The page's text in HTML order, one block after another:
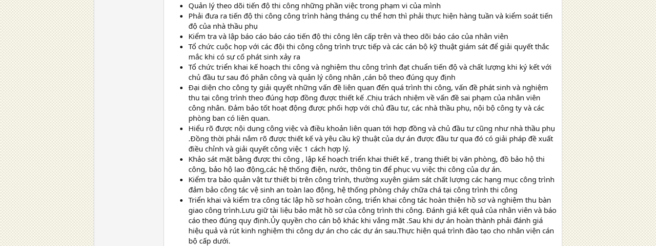
Quản lý theo dõi tiến độ thi công những phần việc trong phạm vi của mình
Phải đưa ra tiến độ thi công công trình hàng tháng cụ thể hơn thì phải thực hiện hàng tuần và kiểm soát tiến
độ của nhà thầu phụ
Kiểm tra và lập báo cáo báo cáo tiến độ thi công lên cấp trên và theo dõi báo cáo của nhân viên
Tổ chức cuộc họp với các đội thi công công trình trực tiếp và các cán bộ kỹ thuật giám sát để giải quyết thắc
mắc khi có sự cố phát sinh xảy ra
Tổ chức triển khai kế hoạch thi công và nghiệm thu công trình đạt chuẩn tiến độ và chất lượng khi ký kết với
chủ đầu tư sau đó phân công và quản lý công nhân ,cán bộ theo đúng quy định
Đại diện cho công ty giải quyết những vấn đề liên quan đến quá trình thi công, vấn đề phát sinh và nghiệm
thu tại công trình theo đúng hợp đồng được thiết kế .Chịu trách nhiệm về vấn đề sai phạm của nhân viên
công nhân. Đảm bảo tốt hoạt động được phối hợp với chủ đầu tư, các nhà thầu phụ, nội bộ công ty và các
phòng ban có liên quan.
Hiểu rõ được nội dung công việc và điều khoản liên quan tới hợp đồng và chủ đầu tư cũng như nhà thầu phụ
.Đồng thời phải nắm rõ được thiết kế và yêu cầu kỹ thuật của dự án được đầu tư qua đó có giải pháp đề xuất
điều chỉnh và giải quyết công việc 1 cách hợp lý.
Khảo sát mặt bằng được thi công , lập kế hoạch triển khai thiết kế , trang thiết bị văn phòng, đồ bảo hộ thi
công, bảo hộ lao động,các hệ thống điện, nước, thông tin để phục vụ việc thi công của dự án.
Kiểm tra bảo quản vật tư thiết bị trên công trình, thường xuyên giám sát chất lượng các hạng mục công trình
đảm bảo công tác vệ sinh an toàn lao động, hệ thống phòng cháy chữa chá tại công trình thi công
Triển khai và kiểm tra công tác lập hồ sơ hoàn công, triển khai công tác hoàn thiện hồ sơ và nghiệm thu bàn
giao công trình.Lưu giữ tài liệu bảo mật hồ sơ của công trình thi công. Đánh giá kết quả của nhân viên và báo
cáo theo đúng quy định.Ủy quyền cho cán bộ khác khi vắng mặt .Sau khi dự án hoàn thành phải đánh giá
hiệu quả và rút kinh nghiệm thi công dự án cho các dự án sau.Thực hiện quá trình đào tạo cho nhân viện cán
bộ cấp dưới.